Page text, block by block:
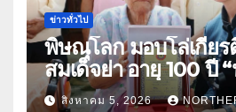
ข่าวทั่วไป
พิษณุโลก มอบโล่เกีย
สมเด็จย่า อายุ 100 ปี “นางจอม นุ่ม
เนตร” ตำบลบ้านกร่าง
สิงหาคม 5, 2026